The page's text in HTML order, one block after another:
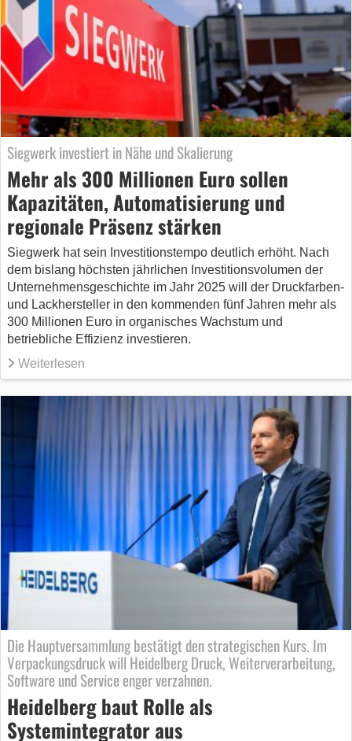
Siegwerk investiert in Nähe und Skalierung
Mehr als 300 Millionen Euro sollen
Kapazitäten, Automatisierung und
regionale Präsenz stärken
Siegwerk hat sein Investitionstempo deutlich erhöht. Nach
dem bislang höchsten jährlichen Investitionsvolumen der
Unternehmensgeschichte im Jahr 2025 will der Druckfarben-
und Lackhersteller in den kommenden fünf Jahren mehr als
300 Millionen Euro in organisches Wachstum und
betriebliche Effizienz investieren.
Weiterlesen
Die Hauptversammlung bestätigt den strategischen Kurs. Im
Verpackungsdruck will Heidelberg Druck, Weiterverarbeitung,
Software und Service enger verzahnen.
Heidelberg baut Rolle als
Systemintegrator aus